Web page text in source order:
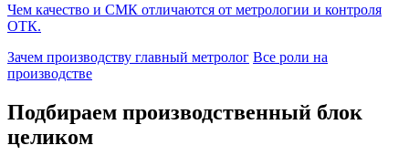
Чем качество и СМК отличаются от метрологии и контроля
ОТК.
Зачем производству главный метролог Все роли на
производстве
Подбираем производственный блок
целиком